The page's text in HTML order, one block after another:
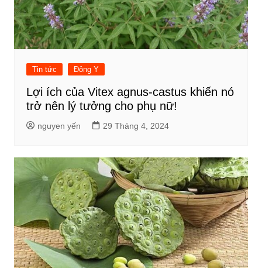
Tin tức Đông Y
Lợi ích của Vitex agnus-castus khiến nó
trở nên lý tưởng cho phụ nữ!
nguyen yến 29 Tháng 4, 2024